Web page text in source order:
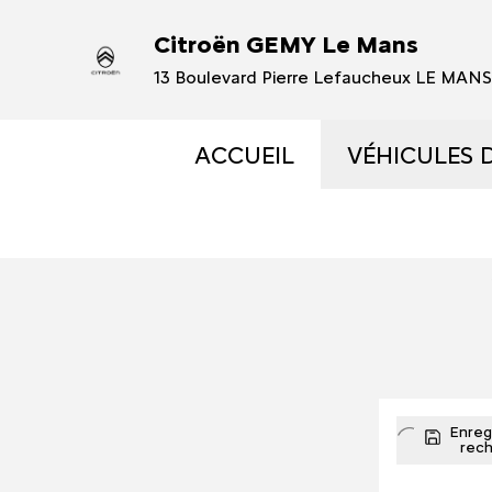
Citroën GEMY Le Mans
13 Boulevard Pierre Lefaucheux LE MANS
ACCUEIL VÉHICULES